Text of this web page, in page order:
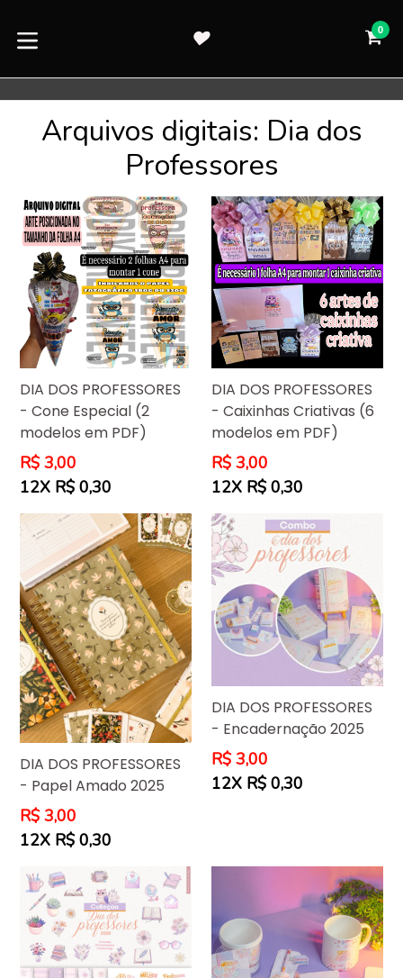
para
0
Arquivos digitais: Dia dos
Professores
DIA DOS PROFESSORES
- Cone Especial (2
modelos em PDF)
Preço
normal
R$ 3,00
12X R$ 0,30
DIA DOS PROFESSORES
- Caixinhas Criativas (6
modelos em PDF)
Preço
normal
R$ 3,00
12X R$ 0,30
DIA DOS PROFESSORES
- Papel Amado 2025
Preço
normal
R$ 3,00
12X R$ 0,30
DIA DOS PROFESSORES
- Encadernação 2025
Preço
normal
R$ 3,00
12X R$ 0,30